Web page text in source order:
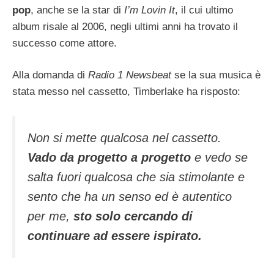
pop, anche se la star di I’m Lovin It, il cui ultimo
album risale al 2006, negli ultimi anni ha trovato il
successo come attore.
Alla domanda di Radio 1 Newsbeatse la sua musica è
stata messo nel cassetto, Timberlake ha risposto:
Non si mette qualcosa nel cassetto.
Vado da progetto a progetto e vedo se
salta fuori qualcosa che sia stimolante e
sento che ha un senso ed è autentico
per me, sto solo cercando di
continuare ad essere ispirato.